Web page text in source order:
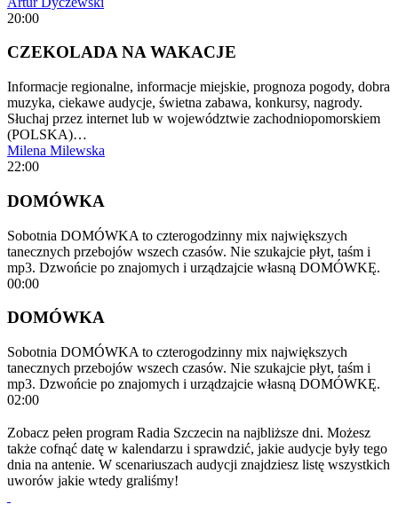
20:00
CZEKOLADA NA WAKACJE
Informacje regionalne, informacje miejskie, prognoza pogody, dobra
muzyka, ciekawe audycje, świetna zabawa, konkursy, nagrody.
Słuchaj przez internet lub w województwie zachodniopomorskiem
(POLSKA)…
Milena Milewska
22:00
DOMÓWKA
Sobotnia DOMÓWKA to czterogodzinny mix największych
tanecznych przebojów wszech czasów. Nie szukajcie płyt, taśm i
mp3. Dzwońcie po znajomych i urządzajcie własną DOMÓWKĘ.
00:00
DOMÓWKA
Sobotnia DOMÓWKA to czterogodzinny mix największych
tanecznych przebojów wszech czasów. Nie szukajcie płyt, taśm i
mp3. Dzwońcie po znajomych i urządzajcie własną DOMÓWKĘ.
02:00
Zobacz pełen program Radia Szczecin na najbliższe dni. Możesz
także cofnąć datę w kalendarzu i sprawdzić, jakie audycje były tego
dnia na antenie. W scenariuszach audycji znajdziesz listę wszystkich
uworów jakie wtedy graliśmy!